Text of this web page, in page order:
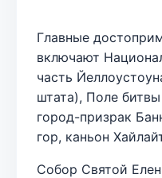
Главные
включают
часть
штата), Поле
город-призрак
гор, каньон
Собор Святой